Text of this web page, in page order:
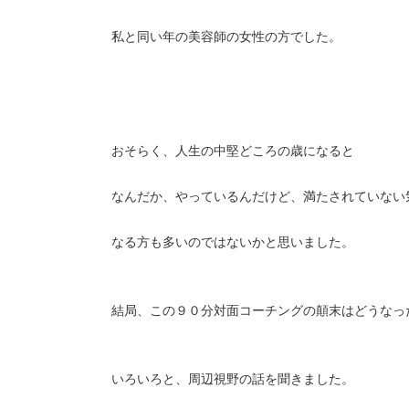
私と同い年の美容師の女性の方でした。
おそらく、人生の中堅どころの歳になると
なんだか、やっているんだけど、満たされていない
なる方も多いのではないかと思いました。
結局、この９０分対面コーチングの顛末はどうなっ
いろいろと、周辺視野の話を聞きました。